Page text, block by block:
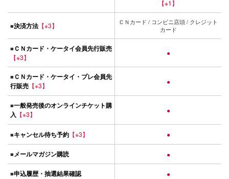
【※1】
■決済方法 【※3】
ＣＮカード / コンビニ店頭 / クレジット
カード
■ＣＮカード・ケータイ会員先行販売
【※3】
●
■ＣＮカード・ケータイ・プレ会員先
行販売 【※3】 ●
■一般発売後のオンラインチケット購
入 【※3】 ●
■キャンセル待ち予約 【※3】 ●
■メールマガジン購読 ●
■申込履歴・抽選結果確認 ●